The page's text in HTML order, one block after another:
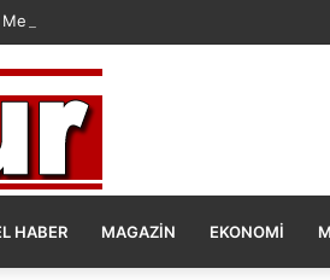
Olsun Duygu Öksüz Canova
HABER MAGAZIN EKONOMI